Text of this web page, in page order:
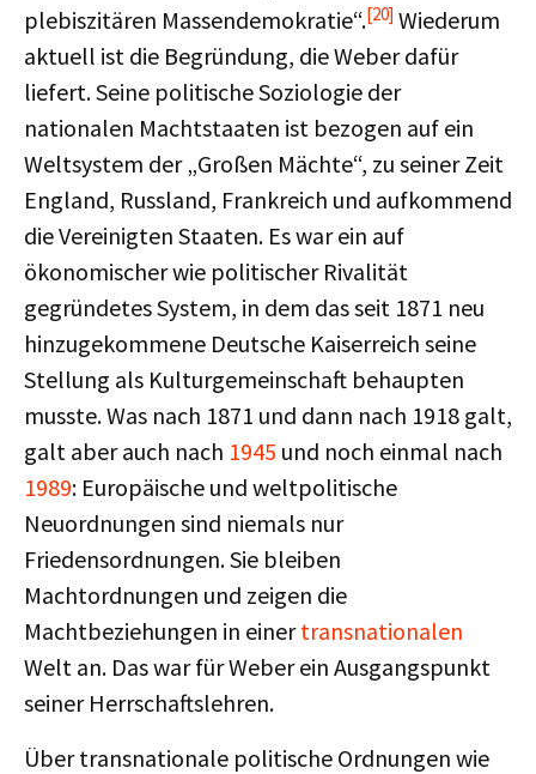
plebiszitären Massendemokratie“.[20] Wiederum
aktuell ist die Begründung, die Weber dafür
liefert. Seine politische Soziologie der
nationalen Machtstaaten ist bezogen auf ein
Weltsystem der „Großen Mächte“, zu seiner Zeit
England, Russland, Frankreich und aufkommend
die Vereinigten Staaten. Es war ein auf
ökonomischer wie politischer Rivalität
gegründetes System, in dem das seit 1871 neu
hinzugekommene Deutsche Kaiserreich seine
Stellung als Kulturgemeinschaft behaupten
musste. Was nach 1871 und dann nach 1918 galt,
galt aber auch nach 1945 und noch einmal nach
1989: Europäische und weltpolitische
Neuordnungen sind niemals nur
Friedensordnungen. Sie bleiben
Machtordnungen und zeigen die
Machtbeziehungen in einertransnationalen
Welt an. Das war für Weber ein Ausgangspunkt
seiner Herrschaftslehren.
Über transnationale politische Ordnungen wie